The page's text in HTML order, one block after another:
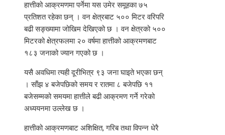
हात्तीको आक्रमणमा पर्नेमा यस उमेर समूहका ७५
प्रतिशत रहेका छन् । वन क्षेत्रबाट ५०० मिटर वरिपरि
बढी सङ्ख्यामा जोखिम देखिएको छ । वन क्षेत्रको ५००
मिटरको क्षेत्रफलमा २० वर्षमा हात्तीको आक्रमणबाट
१८३ जनाको ज्यान गएको छ ।
यसै अवधिमा त्यही दूरीभित्र ९३ जना घाइते भएका छन्
। साँझ ४ बजेपछिको समय र रातमा ८ बजेपछि ११
बजेसम्मको समयमा हात्तीले बढी आक्रमण गर्ने गरेको
अध्ययनमा उल्लेख छ ।
हात्तीको आक्रमणबाट अशिक्षित, गरिब तथा विपन्न धेरै